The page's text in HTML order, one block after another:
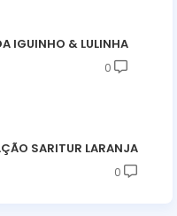
IGUINHO & LULINHA
0
SARITUR LARANJA
0